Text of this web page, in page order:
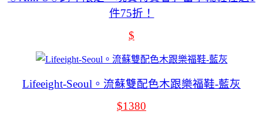
件75折！
$
Lifeeight-Seoul。流蘇雙配色木跟樂福鞋-藍灰
$1380